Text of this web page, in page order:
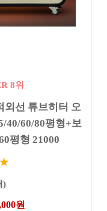
8위
외선 튜브히터 오
40/60/80평형+보
평형 21000
)
원